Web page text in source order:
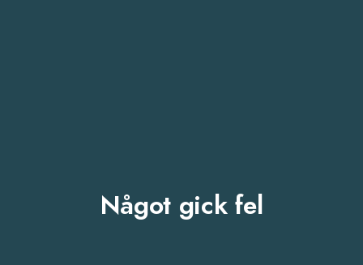
Något gick fel